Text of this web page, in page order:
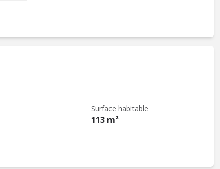
Surface habitable
113 m²